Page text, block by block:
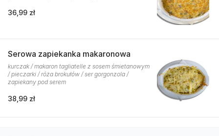
36,99 zł
Serowa zapiekanka makaronowa
kurczak / makaron tagliatelle z sosem śmietanowym
/ pieczarki / róża brokułów / ser gorgonzola /
zapiekany pod serem
38,99 zł